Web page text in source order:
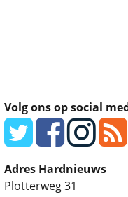
Volg ons op social
Adres Hardnieuws
Plotterweg 31